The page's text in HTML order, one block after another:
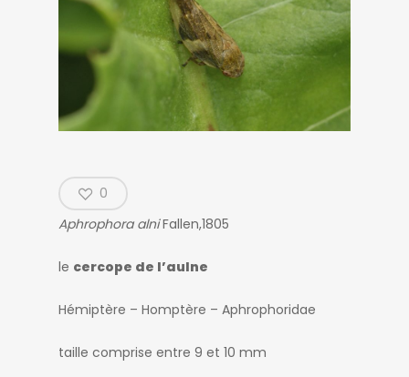
0
Aphrophora alniFallen,1805
le cercope de l’aulne
Hémiptère – Homptère – Aphrophoridae
taille comprise entre 9 et 10 mm